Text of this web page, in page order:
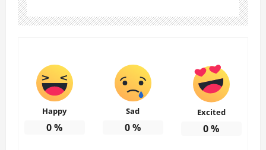
Happy
0%
Sad
0%
Excited
0%